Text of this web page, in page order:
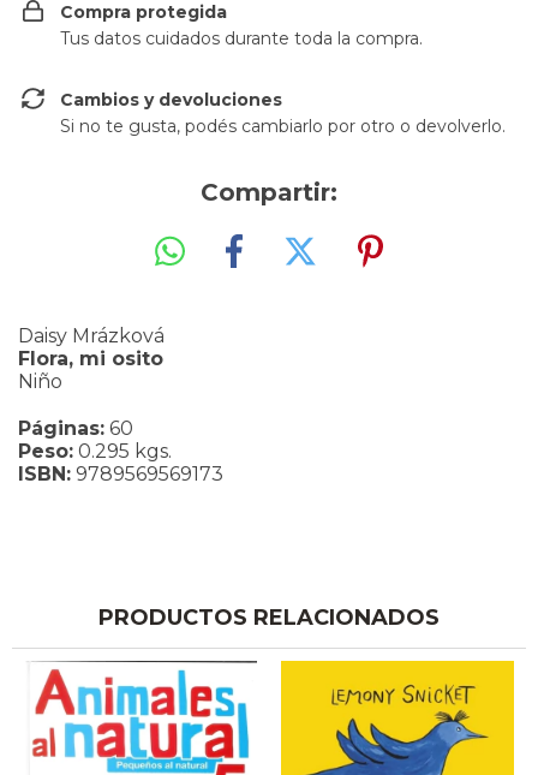
Compra protegida
Tus datos cuidados durante toda la compra.
Cambios y devoluciones
Si no te gusta, podés cambiarlo por otro o devolverlo.
Compartir:
Daisy Mrázková
Flora, mi osito
Niño
Páginas: 60
Peso: 0.295 kgs.
ISBN: 9789569569173
PRODUCTOS RELACIONADOS